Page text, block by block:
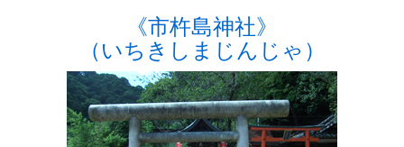
《市杵島神社》
（いちきしまじんじゃ）